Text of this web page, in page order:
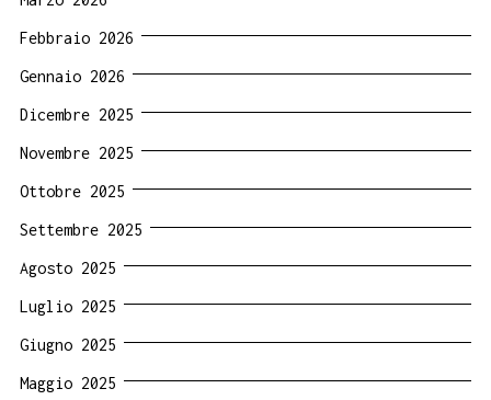
Febbraio 2026
Gennaio 2026
Dicembre 2025
Novembre 2025
Ottobre 2025
Settembre 2025
Agosto 2025
Luglio 2025
Giugno 2025
Maggio 2025